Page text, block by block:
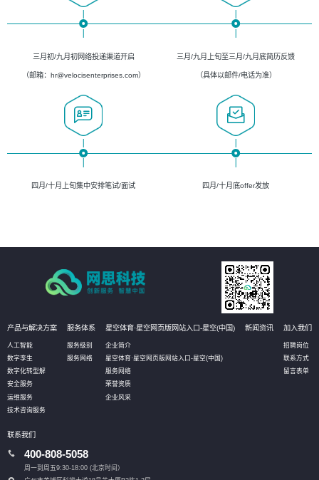
三月初/九月初网络投递渠道开启
（邮箱：hr@velocisenterprises.com）
三月/九月上旬至三月/九月底简历反馈
（具体以邮件/电话为准）
四月/十月上旬集中安排笔试/面试 四月/十月底offer发放
产品与解决方案
人工智能
数字孪生
数字化转型解
安全服务
运维服务
技术咨询服务
服务体系
服务级别
服务网络
星空体育·星空网页版网站入口-星空(中国)
企业简介
星空体育·星空网页版网站入口-星空(中国)
服务网络
荣誉资质
企业风采
新闻资讯 加入我们
招聘岗位
联系方式
留言表单
联系我们
400-808-5058
周一到周五9:30-18:00 (北京时间）